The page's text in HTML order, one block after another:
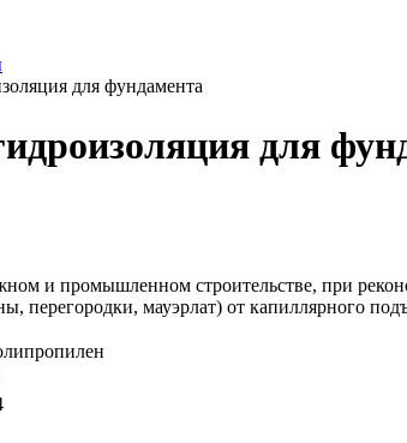
для фундамента
для
и промышленном строительстве, при
перегородки, мауэрлат) от капиллярного